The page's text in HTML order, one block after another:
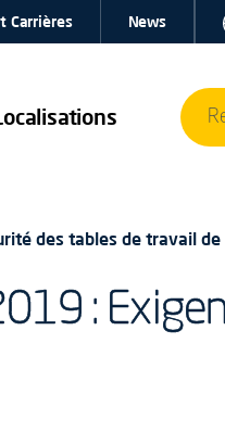
Carrières News
des tables de travail
: